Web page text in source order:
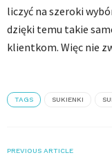
liczyć na szeroki
dzięki temu takie
klientkom. Więc nie
TAGS SUKIENKI
PREVIOUS ARTICLE